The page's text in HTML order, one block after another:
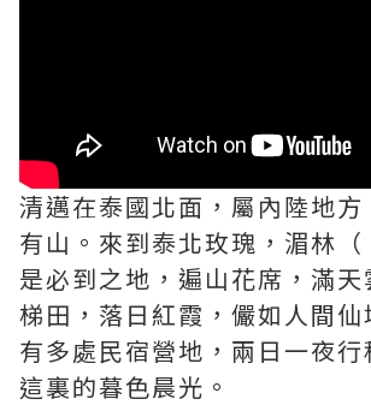
清邁在泰國北面，屬內陸地方
有山。來到泰北玫瑰，湄林（
是必到之地，遍山花席，滿天
梯田，落日紅霞，儼如人間仙
有多處民宿營地，兩日一夜行
這裏的暮色晨光。